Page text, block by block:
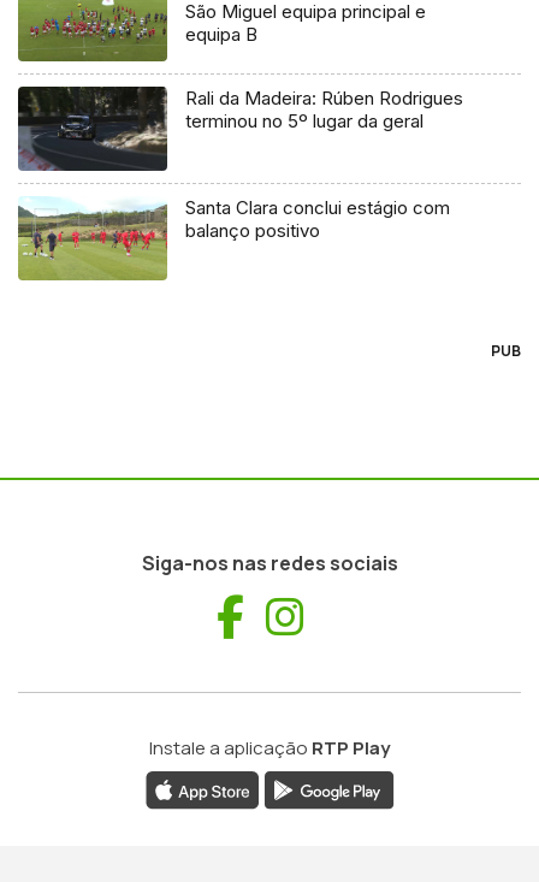
São Miguel equipa principal e
equipa B
Rali da Madeira: Rúben Rodrigues
terminou no 5º lugar da geral
Santa Clara conclui estágio com
balanço positivo
PUB
Siga-nos nas redes sociais
Facebook
Instale a aplicação RTP Play